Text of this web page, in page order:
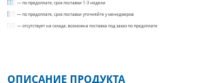
— по предоплате, срок поставки 1-3 недели
— по предоплате, срок поставки уточняйте у менеджеров
— отсутствует на складе, возможна поставка под заказ по предоплате
ОПИСАНИЕ ПРОДУКТА